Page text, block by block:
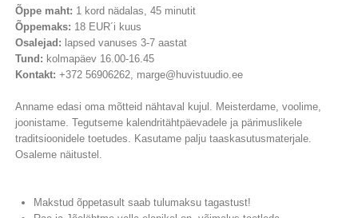
Õppe maht: 1 kord nädalas, 45 minutit
Õppemaks: 18 EUR´i kuus
Osalejad: lapsed vanuses 3-7 aastat
Tund: kolmapäev 16.00-16.45
Kontakt: +372 56906262, marge@huvistuudio.ee
Anname edasi oma mõtteid nähtaval kujul. Meisterdame, voolime,
joonistame. Tegutseme kalendritähtpäevadele ja pärimuslikele
traditsioonidele toetudes. Kasutame palju taaskasutusmaterjale.
Osaleme näitustel.
Makstud õppetasult saab tulumaksu tagastust!